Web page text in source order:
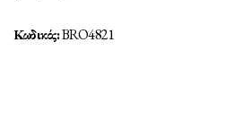
Κωδικός:BRO4821